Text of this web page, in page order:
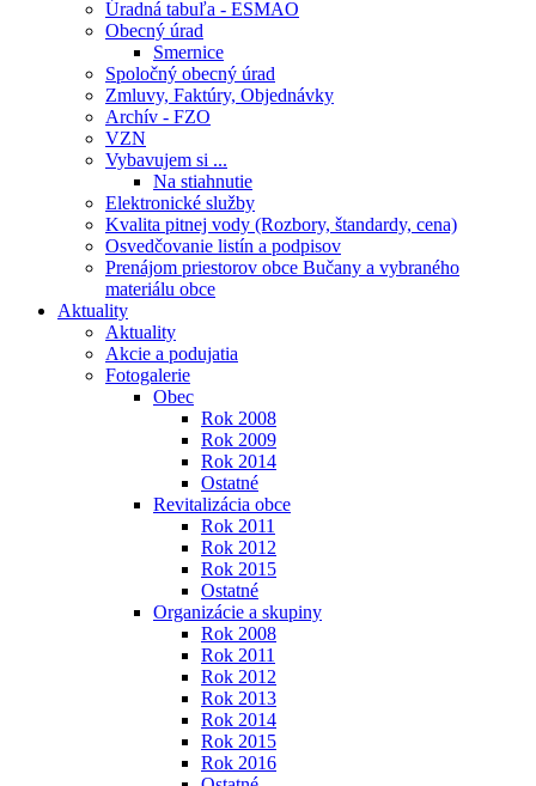
Úradná tabuľa - ESMAO
Obecný úrad
Smernice
Spoločný obecný úrad
Zmluvy, Faktúry, Objednávky
Archív - FZO
VZN
Vybavujem si ...
Na stiahnutie
Elektronické služby
Kvalita pitnej vody (Rozbory, štandardy, cena)
Osvedčovanie listín a podpisov
Prenájom priestorov obce Bučany a vybraného
materiálu obce
Aktuality
Aktuality
Akcie a podujatia
Fotogalerie
Obec
Rok 2008
Rok 2009
Rok 2014
Ostatné
Revitalizácia obce
Rok 2011
Rok 2012
Rok 2015
Ostatné
Organizácie a skupiny
Rok 2008
Rok 2011
Rok 2012
Rok 2013
Rok 2014
Rok 2015
Rok 2016